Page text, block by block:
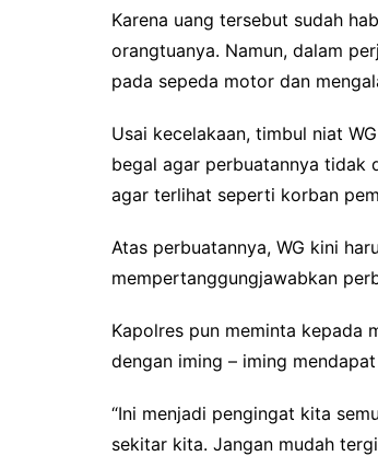
Karena uang tersebut sudah
orangtuanya. Namun, dalam
pada sepeda motor dan
Usai kecelakaan, timbul niat
begal agar perbuatannya tidak
agar terlihat seperti korban
Atas perbuatannya, WG kini
mempertanggungjawabkan
Kapolres pun meminta kepada
dengan iming – iming
“Ini menjadi pengingat kita
sekitar kita. Jangan mudah